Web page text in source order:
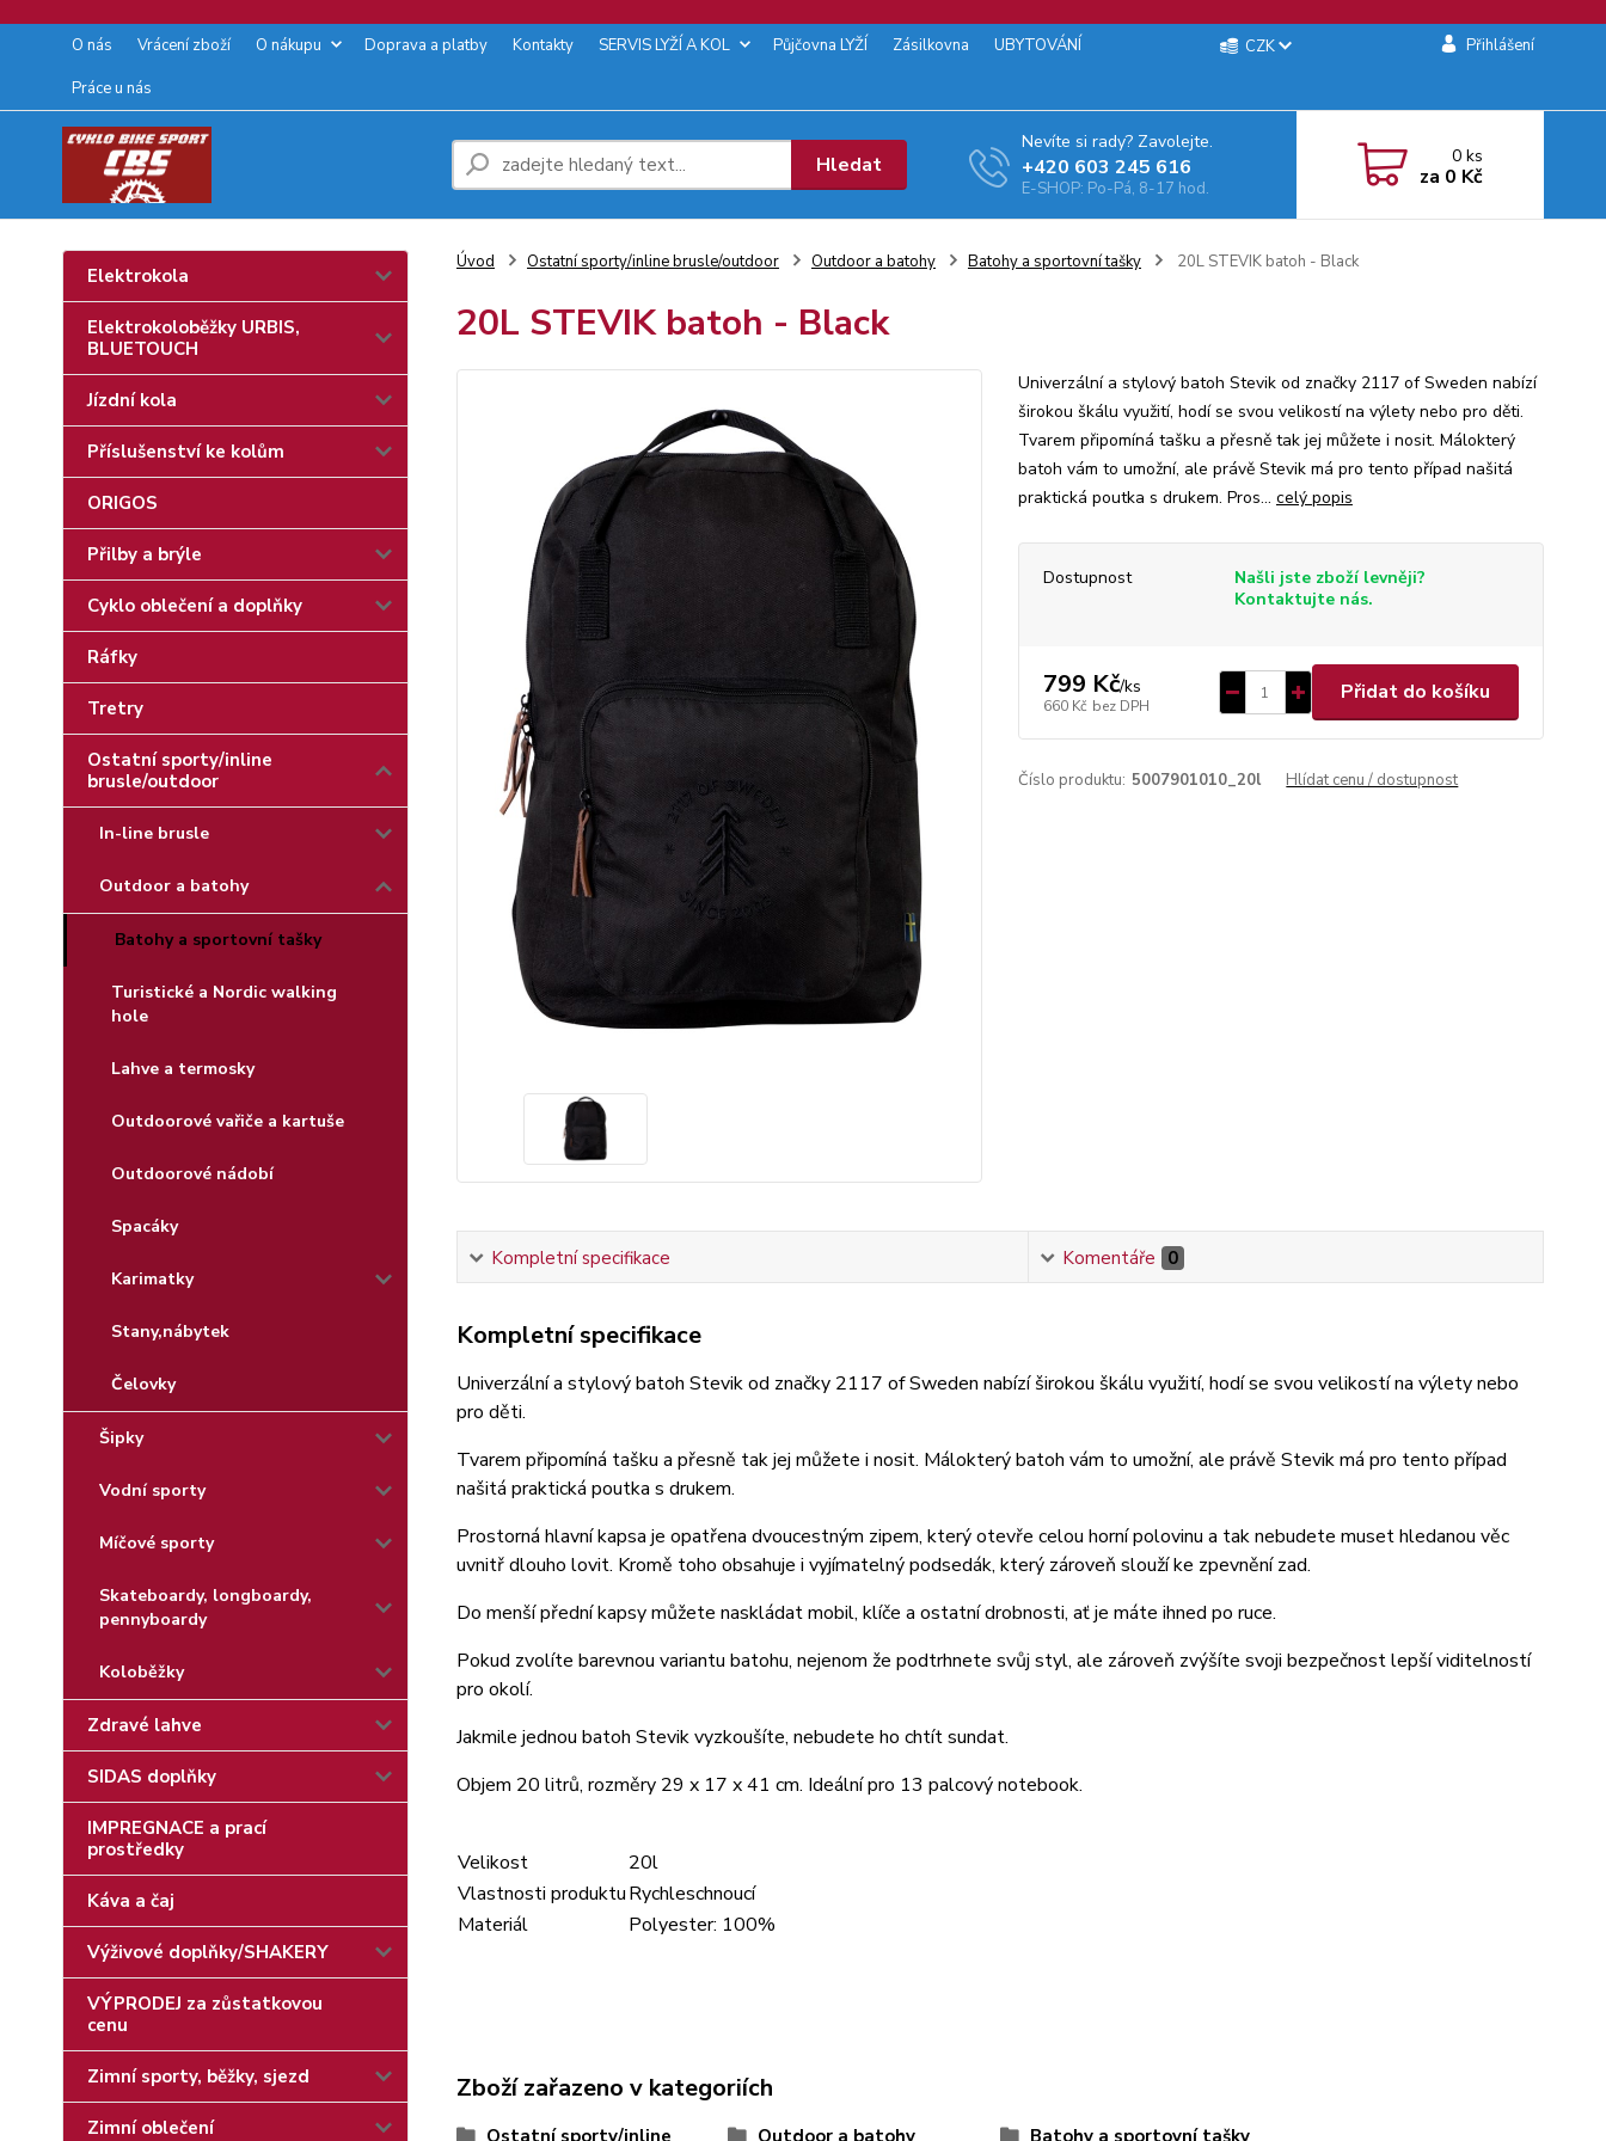
O nás Vrácení zboží O nákupu Doprava a platby Kontakty SERVIS LYŽÍ A KOL Půjčovna LYŽÍ Zásilkovna
UBYTOVÁNÍ
Práce u nás
CZK Přihlášení
Hledat
Nevíte si rady? Zavolejte.
+‭420 603 245 616‬
E-SHOP: Po-Pá, 8-17 hod.
0ks
za 0 Kč
Elektrokola
Elektrokoloběžky URBIS,
BLUETOUCH
Jízdní kola
Příslušenství ke kolům
ORIGOS
Přilby a brýle
Cyklo oblečení a doplňky
Ráfky
Tretry
Ostatní sporty/inline
brusle/outdoor
In-line brusle
Outdoor a batohy
Batohy a sportovní tašky
Turistické a Nordic walking
hole
Lahve a termosky
Outdoorové vařiče a kartuše
Outdoorové nádobí
Spacáky
Karimatky
Stany,nábytek
Čelovky
Šipky
Vodní sporty
Míčové sporty
Skateboardy, longboardy,
pennyboardy
Koloběžky
Zdravé lahve
SIDAS doplňky
IMPREGNACE a prací
prostředky
Káva a čaj
Výživové doplňky/SHAKERY
VÝPRODEJ za zůstatkovou
cenu
Zimní sporty, běžky, sjezd
Zimní oblečení
Úvod Ostatní sporty/inline brusle/outdoor Outdoor a batohy Batohy a sportovní tašky 20L STEVIK batoh - Black
20L STEVIK batoh - Black
Univerzální a stylový batoh Stevik od značky 2117 of Sweden nabízí
širokou škálu využití, hodí se svou velikostí na výlety nebo pro děti.
Tvarem připomíná tašku a přesně tak jej můžete i nosit. Málokterý
batoh vám to umožní, ale právě Stevik má pro tento případ našitá
praktická poutka s drukem. Pros... celý popis
Dostupnost
Našli jste zboží levněji?
Kontaktujte nás.
799 Kč/ks
660 Kč bez DPH
Přidat do košíku
Číslo produktu: 5007901010_20l Hlídat cenu / dostupnost
Kompletní specifikace Komentáře 0
Kompletní specifikace
Univerzální a stylový batoh Stevik od značky 2117 of Sweden nabízí širokou škálu využití, hodí se svou velikostí na výlety nebo
pro děti.
Tvarem připomíná tašku a přesně tak jej můžete i nosit. Málokterý batoh vám to umožní, ale právě Stevik má pro tento případ
našitá praktická poutka s drukem.
Prostorná hlavní kapsa je opatřena dvoucestným zipem, který otevře celou horní polovinu a tak nebudete muset hledanou věc
uvnitř dlouho lovit. Kromě toho obsahuje i vyjímatelný podsedák, který zároveň slouží ke zpevnění zad.
Do menší přední kapsy můžete naskládat mobil, klíče a ostatní drobnosti, ať je máte ihned po ruce.
Pokud zvolíte barevnou variantu batohu, nejenom že podtrhnete svůj styl, ale zároveň zvýšíte svoji bezpečnost lepší viditelností
pro okolí.
Jakmile jednou batoh Stevik vyzkoušíte, nebudete ho chtít sundat.
Objem 20 litrů, rozměry 29 x 17 x 41 cm. Ideální pro 13 palcový notebook.
Velikost
20l
Vlastnosti produktuRychleschnoucí
Materiál
Polyester: 100%
Zboží zařazeno v kategoriích